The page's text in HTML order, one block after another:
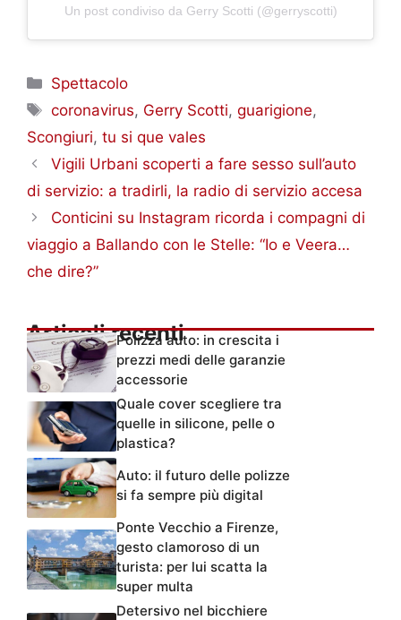
Un post condiviso da Gerry Scotti (@gerryscotti)
Categorie
Spettacolo
Tag
coronavirus, Gerry Scotti,guarigione,
Scongiuri, tu si que vales
Vigili Urbani scoperti a fare sesso sull’auto
di servizio: a tradirli, la radio di servizio accesa
Conticini su Instagram ricorda i compagni di
viaggio a Ballando con le Stelle: “Io e Veera…
che dire?”
Articoli recentiPolizza auto: in crescita i
prezzi medi delle garanzie
accessorie
Quale cover scegliere tra
quelle in silicone, pelle o
plastica?
Auto: il futuro delle polizze
si fa sempre più digital
Ponte Vecchio a Firenze,
gesto clamoroso di un
turista: per lui scatta la
super multa
Detersivo nel bicchiere